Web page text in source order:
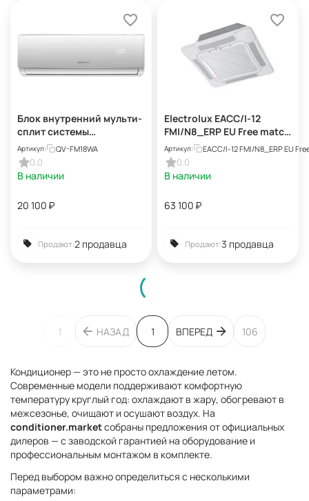
Блок внутренний мульти-
сплит системы
Quattroclima QV-FM18WA
Артикул: QV-FM18WA
0.0
В наличии
20 100 ₽
Продают:2 продавца
Electrolux EACC/I-12
FMI/N8_ERP EU Free match
сплит-системы,
кассетного типа
Артикул: EACC/I-12 FMI/N8_ERP EU
0.0
В наличии
63 100 ₽
Продают:3 продавца
1 НАЗАД 1 ВПЕРЕД 106
Кондиционер — это не просто охлаждение летом.
Современные модели поддерживают комфортную
температуру круглый год: охлаждают в жару, обогревают в
межсезонье, очищают и осушают воздух. На
conditioner.marketсобраны предложения от официальных
дилеров — с заводской гарантией на оборудование и
профессиональным монтажом в комплекте.
Перед выбором важно определиться с несколькими
параметрами: